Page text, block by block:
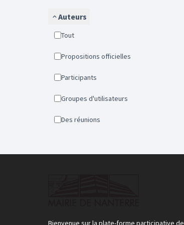
Auteurs
Tout
Propositions officielles
Participants
Groupes d'utilisateurs
Des réunions
Bienvenue sur la plate-forme participative de